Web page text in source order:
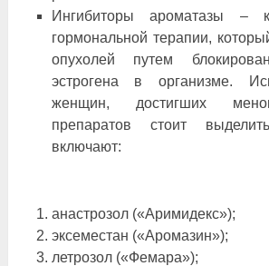
Ингибиторы ароматазы ‒
гормональной терапии,
опухолей путем
эстрогена в организме.
женщин, достигших
препаратов стоит
включают:
анастрозол («Аримидекс»);
эксеместан («Аромазин»);
летрозол («Фемара»);